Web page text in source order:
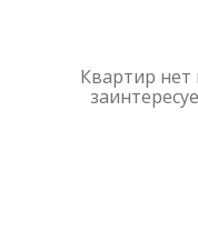
Квартир